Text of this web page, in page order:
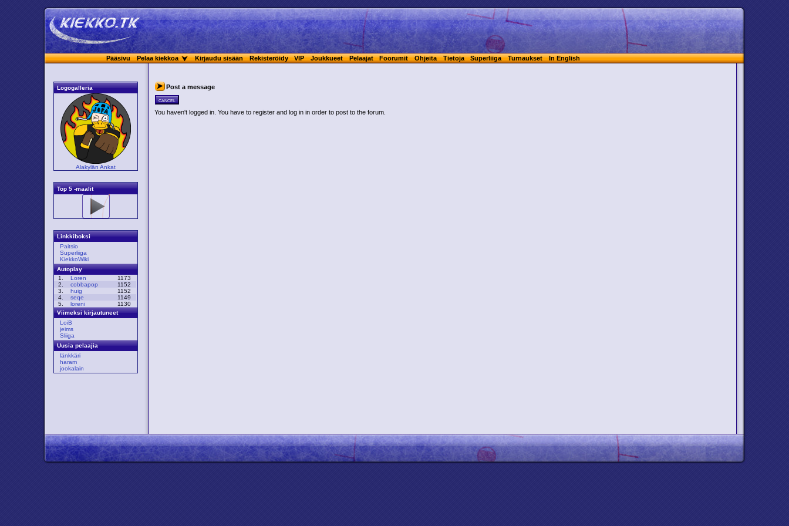
Pääsivu Pelaa kiekkoa Kirjaudu sisään Rekisteröidy VIP Joukkueet Pelaajat Foorumit Ohjeita Tietoja Superliiga Turnaukset In English
Logogalleria
Alakylän Ankat
Top 5 -maalit
Linkkiboksi
Paitsio
Superliiga
KiekkoWiki
Autoplay
1.
Loren
1173
2.
cobbapop
1152
3.
huig
1152
4.
seqe
1149
5.
loreni
1130
Viimeksi kirjautuneet
LoiB
jeims
Sliiga
Uusia pelaajia
länkkäri
haram
jookalain
Post a message
cancel
You haven't logged in. You have to register and log in in order to post to the forum.